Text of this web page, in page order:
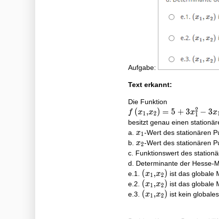
Aufgabe:
Text erkannt:
Die Funktion
f\left(x_{1},
x_{2}\right)=5+3
x_{1}^{2}-3
x_{1} x_{2}+2
x_{2}^{2}
f (x1 ,x2) = 5 + 3x1
2 − 3x
besitzt genau einen
a. x_{1}
x1-Wert des stationären
b. x_{2}
x2-Wert des stationären
c. Funktionswert des
d. Determinante der Hesse-
e.1. \left(x_{1},
x_{2}\right)
(x1 ,x2) ist das globale
e.2. \left(x_{1},
x_{2}\right)
(x1 ,x2) ist das globale
e.3. \left(x_{1},
(x1 ,x2) ist kein